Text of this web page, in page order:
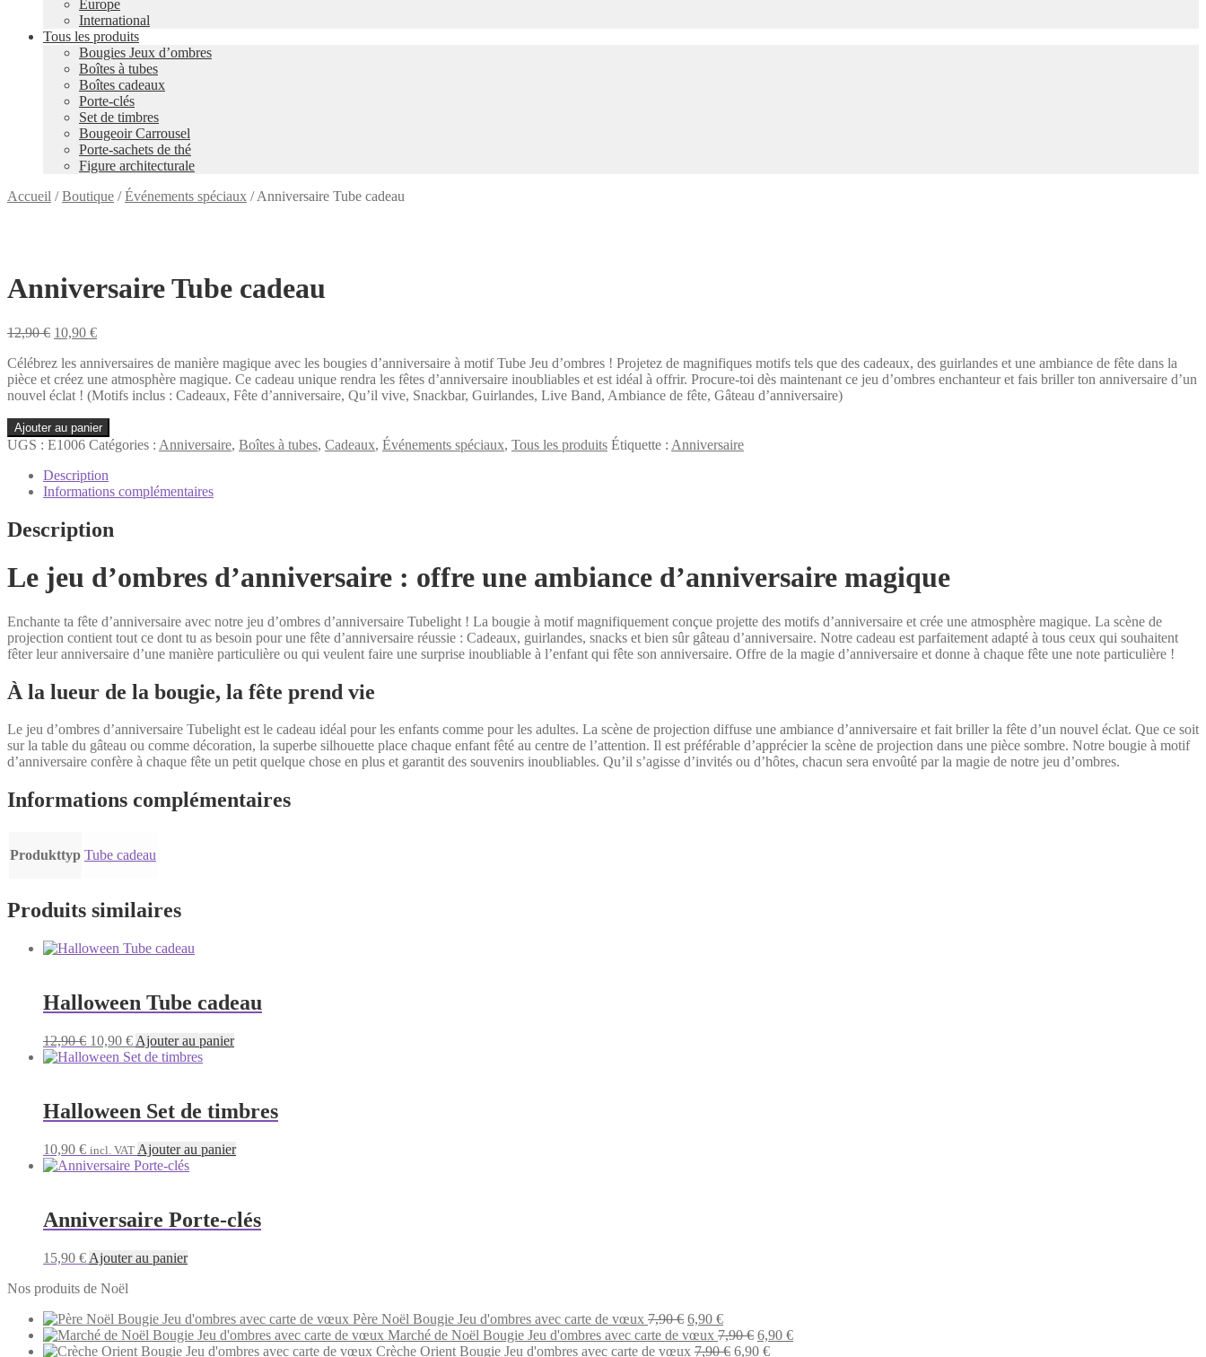
Europe
International
Tous les produits
Bougies Jeux d’ombres
Boîtes à tubes
Boîtes cadeaux
Porte-clés
Set de timbres
Bougeoir Carrousel
Porte-sachets de thé
Figure architecturale
Accueil /Boutique /Événements spéciaux /Anniversaire Tube cadeau
Anniversaire Tube cadeau
12,90€ Le
initial
était :
12,90 €.
10,90 €Le
actuel
est :
10,90 €.
Célébrez les anniversaires de manière magique avec les bougies d’anniversaire à motif Tube Jeu d’ombres ! Projetez de magnifiques motifs tels que des cadeaux, des guirlandes et une ambiance de fête dans la
pièce et créez une atmosphère magique. Ce cadeau unique rendra les fêtes d’anniversaire inoubliables et est idéal à offrir. Procure-toi dès maintenant ce jeu d’ombres enchanteur et fais briller ton anniversaire d’un
nouvel éclat ! (Motifs inclus : Cadeaux, Fête d’anniversaire, Qu’il vive, Snackbar, Guirlandes, Live Band, Ambiance de fête, Gâteau d’anniversaire)
quantité
de
Tube
cadeau
Ajouter au panier
UGS : E1006 Catégories : Anniversaire, Boîtes à tubes, Cadeaux, Événements spéciaux, Tous les produits Étiquette : Anniversaire
Description
Informations complémentaires
Description
Le jeu d’ombres d’anniversaire : offre une ambiance d’anniversaire magique
Enchante ta fête d’anniversaire avec notre jeu d’ombres d’anniversaire Tubelight ! La bougie à motif magnifiquement conçue projette des motifs d’anniversaire et crée une atmosphère magique. La scène de
projection contient tout ce dont tu as besoin pour une fête d’anniversaire réussie : Cadeaux, guirlandes, snacks et bien sûr gâteau d’anniversaire. Notre cadeau est parfaitement adapté à tous ceux qui souhaitent
fêter leur anniversaire d’une manière particulière ou qui veulent faire une surprise inoubliable à l’enfant qui fête son anniversaire. Offre de la magie d’anniversaire et donne à chaque fête une note particulière !
À la lueur de la bougie, la fête prend vie
Le jeu d’ombres d’anniversaire Tubelight est le cadeau idéal pour les enfants comme pour les adultes. La scène de projection diffuse une ambiance d’anniversaire et fait briller la fête d’un nouvel éclat. Que ce soit
sur la table du gâteau ou comme décoration, la superbe silhouette place chaque enfant fêté au centre de l’attention. Il est préférable d’apprécier la scène de projection dans une pièce sombre. Notre bougie à motif
d’anniversaire confère à chaque fête un petit quelque chose en plus et garantit des souvenirs inoubliables. Qu’il s’agisse d’invités ou d’hôtes, chacun sera envoûté par la magie de notre jeu d’ombres.
Informations complémentaires
Produkttyp Tube cadeau
Produits similaires
Halloween Tube cadeau
12,90€ Le
prix
10,90 €Le
prix
10,90 €.
Ajouter au panier
Halloween Set de timbres
10,90 € incl. VAT Ajouter au panier
Anniversaire Porte-clés
15,90 € Ajouter au panier
Nos produits de Noël
Père Noël Bougie Jeu d'ombres avec carte de vœux 7,90€ Le
prix
initial
6,90 €Le
prix
actuel
Marché de Noël Bougie Jeu d'ombres avec carte de vœux 7,90€ Le
prix
6,90 €Le
Crèche Orient Bougie Jeu d'ombres avec carte de vœux 7,90€ Le
6,90 €Le